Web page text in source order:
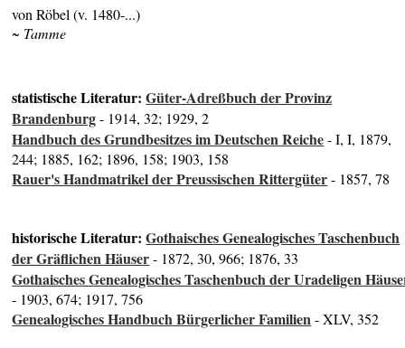
von Röbel (v. 1480-...)
~ Tamme
statistische Literatur:Güter-Adreßbuch der Provinz
Brandenburg- 1914, 32; 1929, 2
Handbuch des Grundbesitzes im Deutschen Reiche- I, I, 1879,
244; 1885, 162; 1896, 158; 1903, 158
Rauer's Handmatrikel der Preussischen Rittergüter- 1857, 78
historische Literatur:Gothaisches Genealogisches Taschenbuch
der Gräflichen Häuser- 1872, 30, 966; 1876, 33
Gothaisches Genealogisches Taschenbuch der Uradeligen
- 1903, 674; 1917, 756
Genealogisches Handbuch Bürgerlicher Familien- XLV, 352